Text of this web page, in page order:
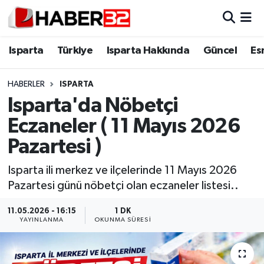
Isparta Türkiye Isparta Hakkında Güncel
HABERLER ISPARTA
Isparta'da Nöbetçi
Eczaneler ( 11 Mayıs 2026
Pazartesi )
Isparta ili merkez ve ilçelerinde 11 Mayıs 2026
Pazartesi günü nöbetçi olan eczaneler listesi..
11.05.2026 - 16:15
YAYINLANMA
1 DK
OKUNMA SÜRESI
Isparta
Esnaf Diyor ki;
ASAYİŞ
BİLİM VE TEKNOLOJİ
EĞİTİM
GENEL
Güncel
Isparta Nöbetçi Eczaneler
Isparta Trafik Yoğunluk Haritası
Süper Lig Puan Durumu ve Fikstür
Tüm Manşetler
Son Dakika Haberleri
Haber Arşivi